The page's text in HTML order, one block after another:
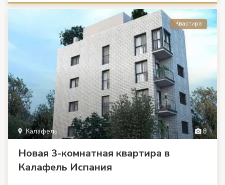
8
Калафель
Квартира
Новая 3-комнатная квартира в
Калафель Испания